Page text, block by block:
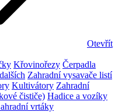
Otevřít
Křovinořezy Čerpadla
Zahradní vysavače listí
Kultivátory Zahradní
čističe) Hadice a vozíky
vrtáky